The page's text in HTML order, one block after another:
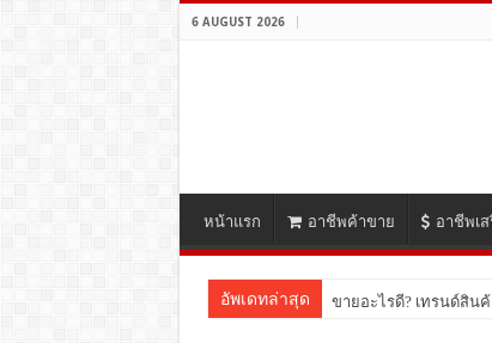
6 AUGUST 2026
หน้าแรก อาชีพค้าขาย อาชีพเ
อัพเดทล่าสุด ขายอะไรดี? เทรนด์สิน